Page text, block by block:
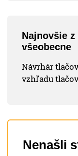
Najnovšie
všeobecne
Návrhár
vzhľadu
Nenašli